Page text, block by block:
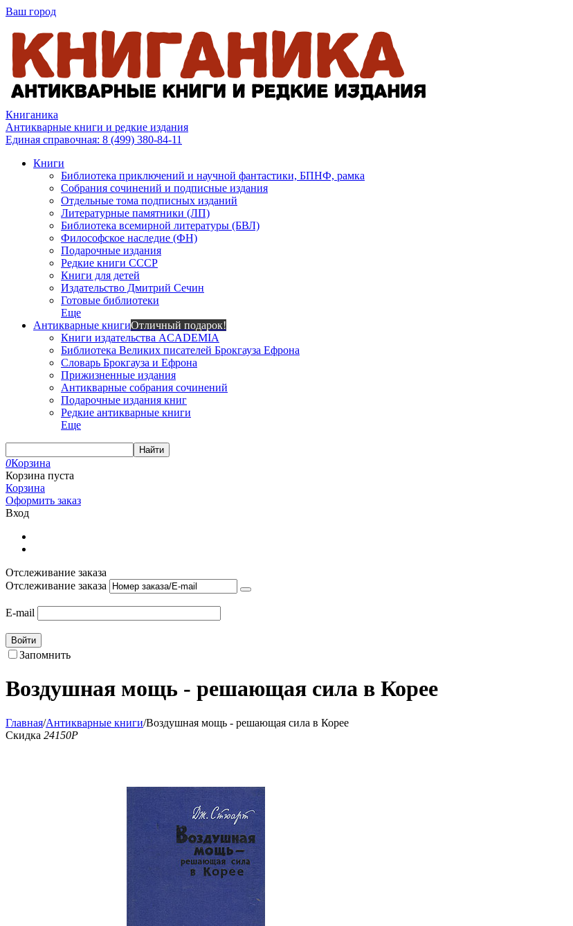
Ваш город
Книганика
Антикварные книги и редкие издания
Единая справочная: 8 (499) 380-84-11
Книги
Библиотека приключений и научной фантастики, БПНФ, рамка
Собрания сочинений и подписные издания
Отдельные тома подписных изданий
Литературные памятники (ЛП)
Библиотека всемирной литературы (БВЛ)
Философское наследие (ФН)
Подарочные издания
Редкие книги СССР
Книги для детей
Издательство Дмитрий Сечин
Готовые библиотеки
Еще
Антикварные книгиОтличный подарок!
Книги издательства ACADEMIA
Библиотека Великих писателей Брокгауза Ефрона
Словарь Брокгауза и Ефрона
Прижизненные издания
Антикварные собрания сочинений
Подарочные издания книг
Редкие антикварные книги
Еще
Найти
0Корзина
Корзина пуста
Корзина
Оформить заказ
Вход
Отслеживание заказа
Отслеживание заказа
E-mail
Войти
Запомнить
Воздушная мощь - решающая сила в Корее
Главная/Антикварные книги/Воздушная мощь - решающая сила в Корее
Скидка 24150Р